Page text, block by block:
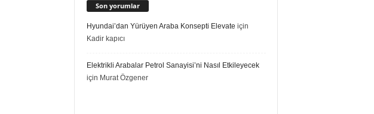
Son yorumlar
Hyundai’dan Yürüyen Araba Konsepti Elevate için
Kadir kapıcı
Elektrikli Arabalar Petrol Sanayisi’ni Nasıl Etkileyecek
için Murat Özgener